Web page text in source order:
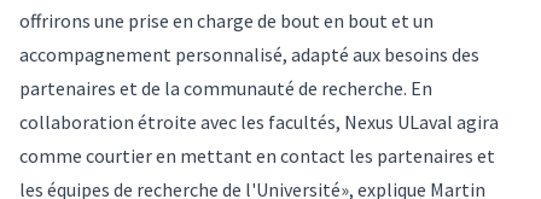
offrirons une prise en charge de bout en bout et un
accompagnement personnalisé, adapté aux besoins des
partenaires et de la communauté de recherche. En
collaboration étroite avec les facultés, Nexus ULaval agira
comme courtier en mettant en contact les partenaires et
les équipes de recherche de l'Université», explique Martin